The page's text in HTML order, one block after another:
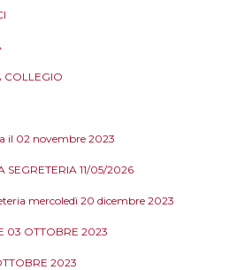
COLLEGIO
il 02 novembre 2023
SEGRETERIA 11/05/2026
mercoledì 20 dicembre 2023
03 OTTOBRE 2023
2023